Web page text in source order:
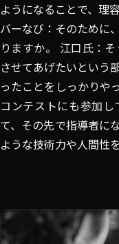
ようになることで、理
バーなび：そのために
りますか。 江口氏：
させてあげたいという
ったことをしっかりや
コンテストにも参加
て、その先で指導者に
ような技術力や人間性